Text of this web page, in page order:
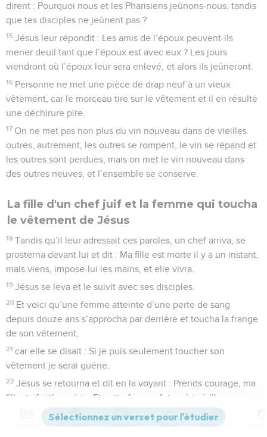
dirent : Pourquoi nous et les Pharisiens jeûnons-nous, tandis
que tes disciples ne jeûnent pas ?
15 Jésus leur répondit : Les amis de l’époux peuvent-ils
mener deuil tant que l’époux est avec eux ? Les jours
viendront où l’époux leur sera enlevé, et alors ils jeûneront.
16 Personne ne met une pièce de drap neuf à un vieux
vêtement, car le morceau tire sur le vêtement et il en résulte
une déchirure pire.
17 On ne met pas non plus du vin nouveau dans de vieilles
outres, autrement, les outres se rompent, le vin se répand et
les outres sont perdues, mais on met le vin nouveau dans
des outres neuves, et l’ensemble se conserve.
La fille d'un chef juif et la femme qui toucha
le vêtement de Jésus
18 Tandis qu’il leur adressait ces paroles, un chef arriva, se
prosterna devant lui et dit : Ma fille est morte il y a un instant,
mais viens, impose-lui les mains, et elle vivra.
19 Jésus se leva et le suivit avec ses disciples.
20 Et voici qu’une femme atteinte d’une perte de sang
depuis douze ans s’approcha par derrière et toucha la frange
de son vêtement,
21 car elle se disait : Si je puis seulement toucher son
vêtement je serai guérie.
22 Jésus se retourna et dit en la voyant : Prends courage, ma
fille, ta foi t’a guérie. Et cette femme fut guérie à l’heure
Lorsque Jésus fut arrivé à la maison du chef, et qu’il vit les
Versions Commentaires Strong